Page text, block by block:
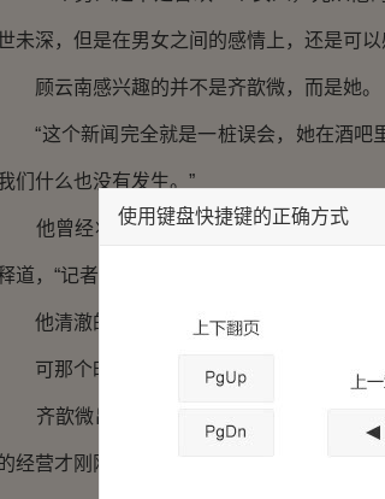
未深，但是在男女之间的感情上，还是可以
顾云南感兴趣的并不是齐歆微，而是她。
“这个新闻完全就是一桩误会，她在酒吧
们什么也没有发生。”
他曾经将那份等着他和齐歆微绯闻的报
道，“记者们的问题实在太过刁难，我承认
他清澈的双眼看着她，像是在给她一直以
可那个时候，真的发生了太多太多的事情
齐歆微出了车祸去世，黎子风一蹶不振
经营才刚刚上手，那种感觉完全就像是接手
使用键盘快捷键的正确方式